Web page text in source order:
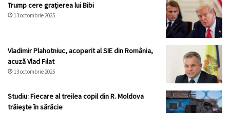
Trump cere grațierea lui Bibi
13 octombrie 2025
Vladimir Plahotniuc, acoperit al SIE din România,
acuză Vlad Filat
13 octombrie 2025
Studiu: Fiecare al treilea copil din R. Moldova
trăiește în sărăcie